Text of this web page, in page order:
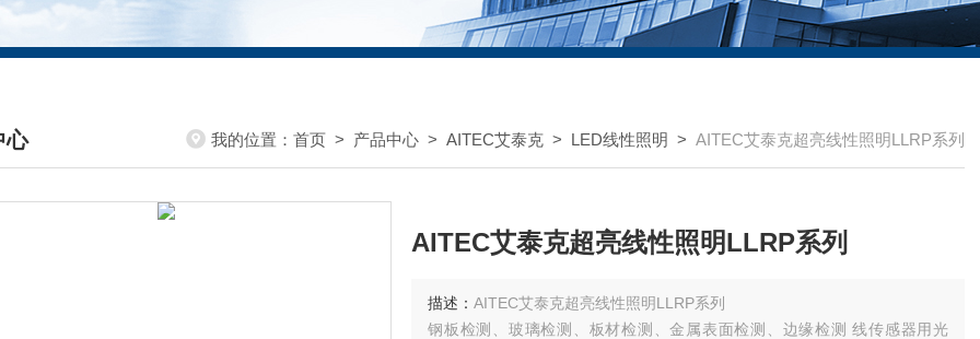
心
CENTER
我的位置： 首页 > 产品中心 > AITEC艾泰克 > LED线性照明 > AITEC艾泰克超亮线性照明LLRP系列
AITEC艾泰克超亮线性照明LLRP系列
描述： AITEC艾泰克超亮线性照明LLRP系列
钢板检测、玻璃检测、板材检测、金属表面检测、边缘检测 线传感器用光